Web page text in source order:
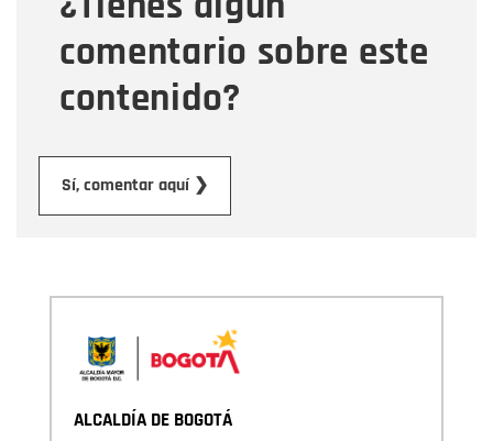
comentario sobre este
contenido?
Sí, comentar aquí ❯
ALCALDÍA DE BOGOTÁ